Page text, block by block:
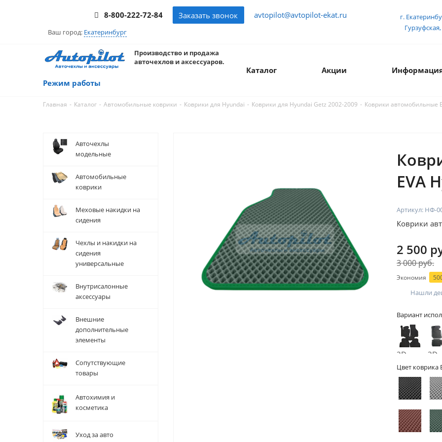
8-800-222-72-84 Заказать звонок avtopilot@avtopilot-ekat.ru
Ваш город: Екатеринбург
г.
Производство и продажа
авточехлов и аксессуаров.
Режим работы
Каталог Акции
Главная - Каталог - Автомобильные коврики - Коврики для Hyundai - Коврики для Hyundai Getz 2002-2009 - Коврики автомобильные
Авточехлы
модельные
Автомобильные
коврики
Меховые накидки на
сидения
Чехлы и накидки на
сидения
универсальные
Внутрисалонные
аксессуары
Внешние
дополнительные
элементы
Сопутствующие
товары
Автохимия и
косметика
Уход за авто
EVA
Артикул: НФ-
Коврики
2 500
3 000 руб.
Экономия
Нашли
Вариант
2D -
без
бортов
3D
Цвет коврика